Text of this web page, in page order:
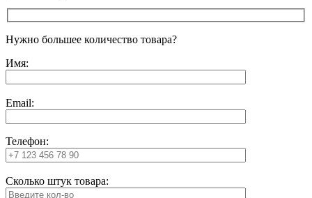
Нужно большее количество товара?
Имя:
Email:
Телефон:
Сколько штук товара: